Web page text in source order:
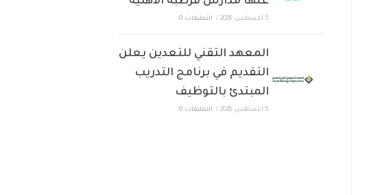
5 أغسطس، 2026 / التعليقات: 0
المعهد التقني للتعدين يعلن
التقديم في برنامج التدريب
المبتدئ بالتوظيف
5 أغسطس، 2026 / التعليقات: 0